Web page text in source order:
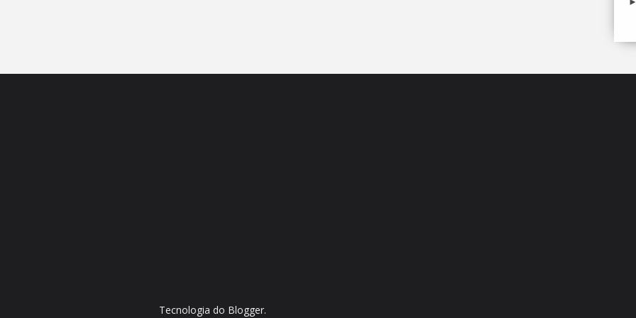
Tecnologia do Blogger.